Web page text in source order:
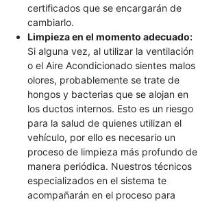
certificados que se encargarán de
cambiarlo.
Limpieza en el momento adecuado:
Si alguna vez, al utilizar la ventilación
o el Aire Acondicionado sientes malos
olores, probablemente se trate de
hongos y bacterias que se alojan en
los ductos internos. Esto es un riesgo
para la salud de quienes utilizan el
vehículo, por ello es necesario un
proceso de limpieza más profundo de
manera periódica. Nuestros técnicos
especializados en el sistema te
acompañarán en el proceso para